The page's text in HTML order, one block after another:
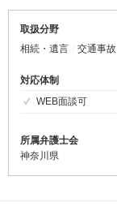
取扱分野
相続・遺言
交通事故
対応体制
WEB面談可
所属弁護士会
神奈川県